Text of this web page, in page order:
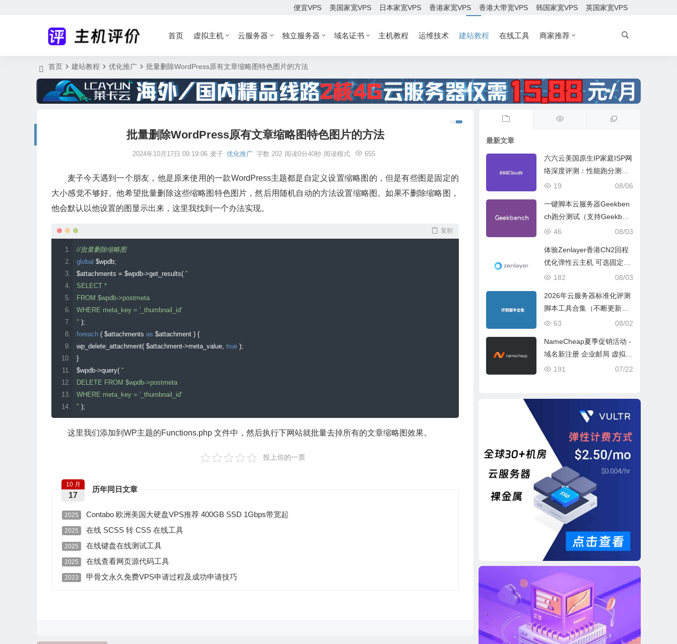
便宜VPS 美国家宽VPS 日本家宽VPS 香港家宽VPS 香港大带宽VPS 韩国家宽VPS 英国家宽VPS
首页 虚拟主机 云服务器 独立服务器 域名证书 主机教程 运维技术 建站教程 在线工具 商家推荐
首页 建站教程 优化推广 批量删除WordPress原有文章缩略图特色图片的方法
批量删除WordPress原有文章缩略图特色图片的方法
2024年10月17日 09:19:06 麦子 优化推广 655
字数 202 阅读0分40秒 阅读模式
麦子今天遇到一个朋友，他是原来使用的一款WordPress主题都是自定义设置缩略图的，但是有些图是固定的
大小感觉不够好。他希望批量删除这些缩略图特色图片，然后用随机自动的方法设置缩略图。如果不删除缩略图，
他会默认以他设置的图显示出来，这里我找到一个办法实现。
复制
//批量删除缩略图
global $wpdb;
$attachments = $wpdb->get_results( "
SELECT *
FROM $wpdb->postmeta
WHERE meta_key = '_thumbnail_id'
" );
foreach ( $attachments as $attachment ) {
wp_delete_attachment( $attachment->meta_value, true );
}
$wpdb->query( "
DELETE FROM $wpdb->postmeta
WHERE meta_key = '_thumbnail_id'
" );
这里我们添加到WP主题的Functions.php 文件中，然后执行下网站就批量去掉所有的文章缩略图效果。
投上你的一票
历年同日文章
10 月
17
2025 Contabo 欧洲美国大硬盘VPS推荐 400GB SSD 1Gbps带宽起
2025 在线 SCSS 转 CSS 在线工具
2025 在线键盘在线测试工具
2025 在线查看网页源代码工具
2023 甲骨文永久免费VPS申请过程及成功申请技巧
最新文章
六六云美国原生IP家庭ISP网
络深度评测：性能跑分测
试、网络线路与购买建议08/06
19
一键脚本云服务器Geekben
ch跑分测试（支持Geekben
ch 5 Geekbench 6 Geekbe
08/03
46
体验Zenlayer香港CN2回程
优化弹性云主机 可选固定带
宽或流量模式
08/03
182
2026年云服务器标准化评测
脚本工具合集（不断更新完
善）
08/02
63
NameCheap夏季促销活动 -
域名新注册 企业邮局 虚拟主
机活动盘点
07/22
191